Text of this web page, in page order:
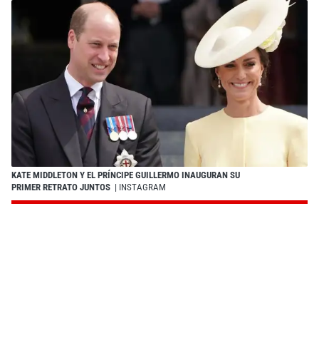
KATE MIDDLETON Y EL PRÍNCIPE GUILLERMO INAUGURAN SU
PRIMER RETRATO JUNTOS | INSTAGRAM